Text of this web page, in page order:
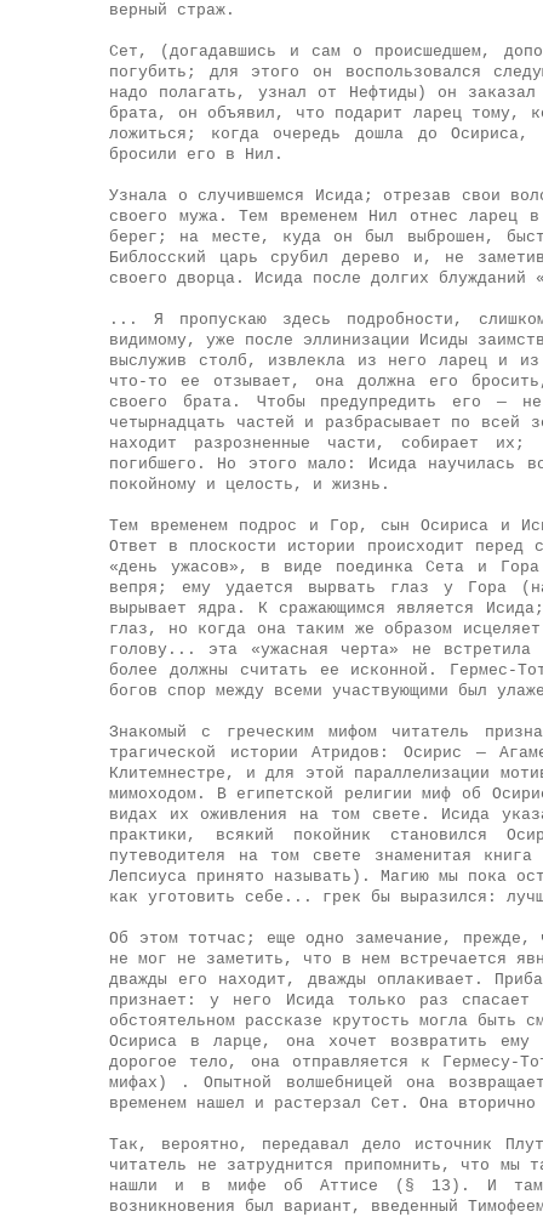
верный страж.
Сет, (догадавшись и сам о происшедшем,
погубить; для этого он воспользовался
надо полагать, узнал от Нефтиды) он
брата, он объявил, что подарит ларец тому,
ложиться; когда очередь дошла до
бросили его в Нил.
Узнала о случившемся Исида; отрезав свои
своего мужа. Тем временем Нил отнес ларец
берег; на месте, куда он был выброшен,
Библосский царь срубил дерево и, не
своего дворца. Исида после долгих
... Я пропускаю здесь подробности,
видимому, уже после эллинизации Исиды
выслужив столб, извлекла из него ларец и
что-то ее отзывает, она должна его
своего брата. Чтобы предупредить его —
четырнадцать частей и разбрасывает по
находит разрозненные части, собирает
погибшего. Но этого мало: Исида научилась
покойному и целость, и жизнь.
Тем временем подрос и Гор, сын Осириса и
Ответ в плоскости истории происходит
«день ужасов», в виде поединка Сета и
вепря; ему удается вырвать глаз у Гора
вырывает ядра. К сражающимся является
глаз, но когда она таким же образом
голову... эта «ужасная черта» не
более должны считать ее исконной. Гермес-
богов спор между всеми участвующими был
Знакомый с греческим мифом читатель
трагической истории Атридов: Осирис —
Клитемнестре, и для этой параллелизации
мимоходом. В египетской религии миф об
видах их оживления на том свете. Исида
практики, всякий покойник становился
путеводителя на том свете знаменитая
Лепсиуса принято называть). Магию мы пока
как уготовить себе... грек бы выразился:
Об этом тотчас; еще одно замечание, прежде,
не мог не заметить, что в нем встречается
дважды его находит, дважды оплакивает.
признает: у него Исида только раз
обстоятельном рассказе крутость могла быть
Осириса в ларце, она хочет возвратить
дорогое тело, она отправляется к Гермесу-
мифах) . Опытной волшебницей она
временем нашел и растерзал Сет. Она
Так, вероятно, передавал дело источник
читатель не затруднится припомнить, что мы
нашли и в мифе об Аттисе (§ 13). И там
возникновения был вариант, введенный